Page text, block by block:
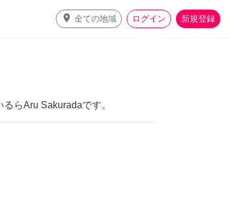
place 全ての地域 ログイン 新規登録
らAru Sakuradaです。